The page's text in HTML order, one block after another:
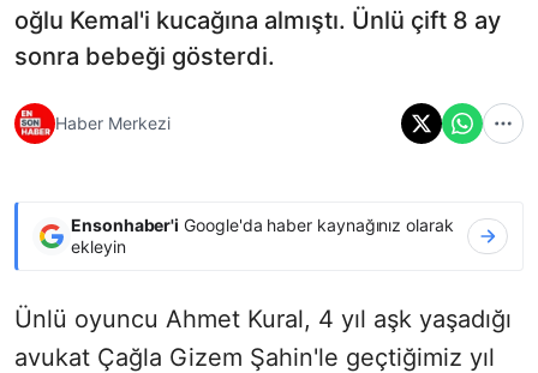
oğlu Kemal'i kucağına almıştı. Ünlü çift 8 ay
sonra bebeği gösterdi.
Haber Merkezi
Ensonhaber'i Google'da haber kaynağınız olarak
ekleyin
Ünlü oyuncu Ahmet Kural, 4 yıl aşk yaşadığı
avukat Çağla Gizem Şahin'le geçtiğimiz yıl